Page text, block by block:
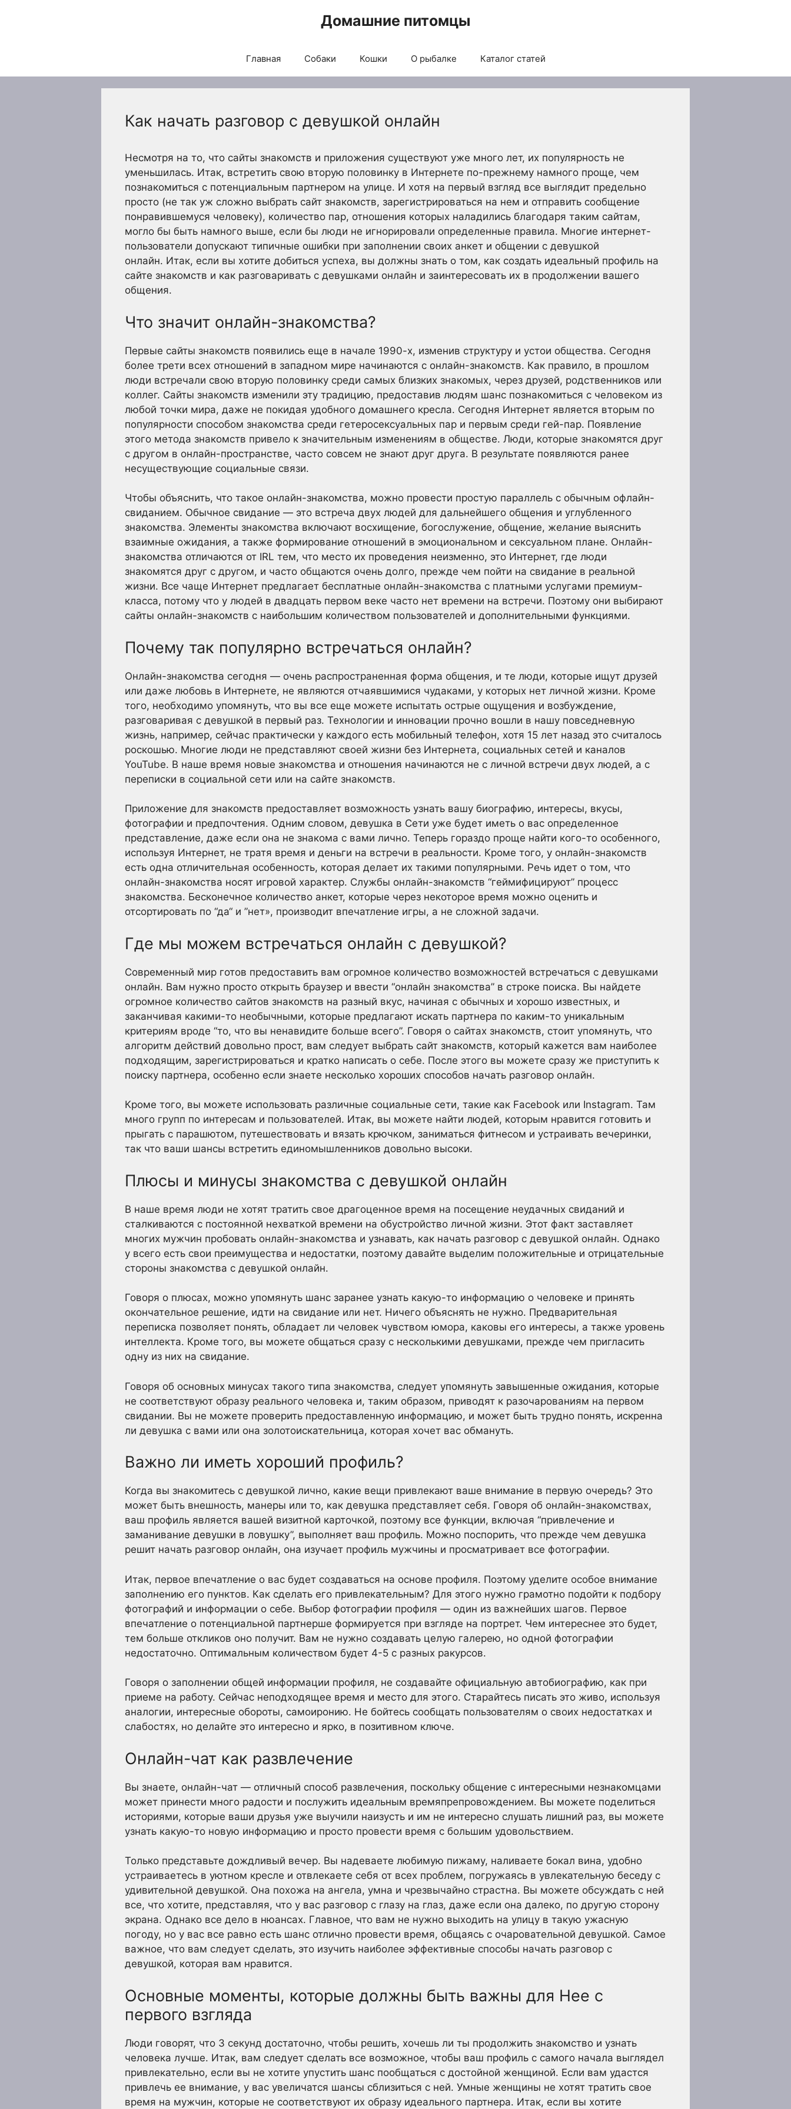
Домашние питомцы
Главная Собаки Кошки О рыбалке Каталог статей
Как начать разговор с девушкой онлайн
Несмотря на то, что сайты знакомств и приложения существуют уже много лет, их популярность не
уменьшилась. Итак, встретить свою вторую половинку в Интернете по-прежнему намного проще, чем
познакомиться с потенциальным партнером на улице. И хотя на первый взгляд все выглядит предельно
просто (не так уж сложно выбрать сайт знакомств, зарегистрироваться на нем и отправить сообщение
понравившемуся человеку), количество пар, отношения которых наладились благодаря таким сайтам,
могло бы быть намного выше, если бы люди не игнорировали определенные правила. Многие интернет-
пользователи допускают типичные ошибки при заполнении своих анкет и общении с девушкой
онлайн. Итак, если вы хотите добиться успеха, вы должны знать о том, как создать идеальный профиль на
сайте знакомств и как разговаривать с девушками онлайн и заинтересовать их в продолжении вашего
общения.
Что значит онлайн-знакомства?
Первые сайты знакомств появились еще в начале 1990-х, изменив структуру и устои общества. Сегодня
более трети всех отношений в западном мире начинаются с онлайн-знакомств. Как правило, в прошлом
люди встречали свою вторую половинку среди самых близких знакомых, через друзей, родственников или
коллег. Сайты знакомств изменили эту традицию, предоставив людям шанс познакомиться с человеком из
любой точки мира, даже не покидая удобного домашнего кресла. Сегодня Интернет является вторым по
популярности способом знакомства среди гетеросексуальных пар и первым среди гей-пар. Появление
этого метода знакомств привело к значительным изменениям в обществе. Люди, которые знакомятся друг
с другом в онлайн-пространстве, часто совсем не знают друг друга. В результате появляются ранее
несуществующие социальные связи.
Чтобы объяснить, что такое онлайн-знакомства, можно провести простую параллель с обычным офлайн-
свиданием. Обычное свидание — это встреча двух людей для дальнейшего общения и углубленного
знакомства. Элементы знакомства включают восхищение, богослужение, общение, желание выяснить
взаимные ожидания, а также формирование отношений в эмоциональном и сексуальном плане. Онлайн-
знакомства отличаются от IRL тем, что место их проведения неизменно, это Интернет, где люди
знакомятся друг с другом, и часто общаются очень долго, прежде чем пойти на свидание в реальной
жизни. Все чаще Интернет предлагает бесплатные онлайн-знакомства с платными услугами премиум-
класса, потому что у людей в двадцать первом веке часто нет времени на встречи. Поэтому они выбирают
сайты онлайн-знакомств с наибольшим количеством пользователей и дополнительными функциями.
Почему так популярно встречаться онлайн?
Онлайн-знакомства сегодня — очень распространенная форма общения, и те люди, которые ищут друзей
или даже любовь в Интернете, не являются отчаявшимися чудаками, у которых нет личной жизни. Кроме
того, необходимо упомянуть, что вы все еще можете испытать острые ощущения и возбуждение,
разговаривая с девушкой в первый раз. Технологии и инновации прочно вошли в нашу повседневную
жизнь, например, сейчас практически у каждого есть мобильный телефон, хотя 15 лет назад это считалось
роскошью. Многие люди не представляют своей жизни без Интернета, социальных сетей и каналов
YouTube. В наше время новые знакомства и отношения начинаются не с личной встречи двух людей, а с
переписки в социальной сети или на сайте знакомств.
Приложение для знакомств предоставляет возможность узнать вашу биографию, интересы, вкусы,
фотографии и предпочтения. Одним словом, девушка в Сети уже будет иметь о вас определенное
представление, даже если она не знакома с вами лично. Теперь гораздо проще найти кого-то особенного,
используя Интернет, не тратя время и деньги на встречи в реальности. Кроме того, у онлайн-знакомств
есть одна отличительная особенность, которая делает их такими популярными. Речь идет о том, что
онлайн-знакомства носят игровой характер. Службы онлайн-знакомств “геймифицируют” процесс
знакомства. Бесконечное количество анкет, которые через некоторое время можно оценить и
отсортировать по “да“ и ”нет», производит впечатление игры, а не сложной задачи.
Где мы можем встречаться онлайн с девушкой?
Современный мир готов предоставить вам огромное количество возможностей встречаться с девушками
онлайн. Вам нужно просто открыть браузер и ввести “онлайн знакомства” в строке поиска. Вы найдете
огромное количество сайтов знакомств на разный вкус, начиная с обычных и хорошо известных, и
заканчивая какими-то необычными, которые предлагают искать партнера по каким-то уникальным
критериям вроде “то, что вы ненавидите больше всего”. Говоря о сайтах знакомств, стоит упомянуть, что
алгоритм действий довольно прост, вам следует выбрать сайт знакомств, который кажется вам наиболее
подходящим, зарегистрироваться и кратко написать о себе. После этого вы можете сразу же приступить к
поиску партнера, особенно если знаете несколько хороших способов начать разговор онлайн.
Кроме того, вы можете использовать различные социальные сети, такие как Facebook или Instagram. Там
много групп по интересам и пользователей. Итак, вы можете найти людей, которым нравится готовить и
прыгать с парашютом, путешествовать и вязать крючком, заниматься фитнесом и устраивать вечеринки,
так что ваши шансы встретить единомышленников довольно высоки.
Плюсы и минусы знакомства с девушкой онлайн
В наше время люди не хотят тратить свое драгоценное время на посещение неудачных свиданий и
сталкиваются с постоянной нехваткой времени на обустройство личной жизни. Этот факт заставляет
многих мужчин пробовать онлайн-знакомства и узнавать, как начать разговор с девушкой онлайн. Однако
у всего есть свои преимущества и недостатки, поэтому давайте выделим положительные и отрицательные
стороны знакомства с девушкой онлайн.
Говоря о плюсах, можно упомянуть шанс заранее узнать какую-то информацию о человеке и принять
окончательное решение, идти на свидание или нет. Ничего объяснять не нужно. Предварительная
переписка позволяет понять, обладает ли человек чувством юмора, каковы его интересы, а также уровень
интеллекта. Кроме того, вы можете общаться сразу с несколькими девушками, прежде чем пригласить
одну из них на свидание.
Говоря об основных минусах такого типа знакомства, следует упомянуть завышенные ожидания, которые
не соответствуют образу реального человека и, таким образом, приводят к разочарованиям на первом
свидании. Вы не можете проверить предоставленную информацию, и может быть трудно понять, искренна
ли девушка с вами или она золотоискательница, которая хочет вас обмануть.
Важно ли иметь хороший профиль?
Когда вы знакомитесь с девушкой лично, какие вещи привлекают ваше внимание в первую очередь? Это
может быть внешность, манеры или то, как девушка представляет себя. Говоря об онлайн-знакомствах,
ваш профиль является вашей визитной карточкой, поэтому все функции, включая “привлечение и
заманивание девушки в ловушку”, выполняет ваш профиль. Можно поспорить, что прежде чем девушка
решит начать разговор онлайн, она изучает профиль мужчины и просматривает все фотографии.
Итак, первое впечатление о вас будет создаваться на основе профиля. Поэтому уделите особое внимание
заполнению его пунктов. Как сделать его привлекательным? Для этого нужно грамотно подойти к подбору
фотографий и информации о себе. Выбор фотографии профиля — один из важнейших шагов. Первое
впечатление о потенциальной партнерше формируется при взгляде на портрет. Чем интереснее это будет,
тем больше откликов оно получит. Вам не нужно создавать целую галерею, но одной фотографии
недостаточно. Оптимальным количеством будет 4-5 с разных ракурсов.
Говоря о заполнении общей информации профиля, не создавайте официальную автобиографию, как при
приеме на работу. Сейчас неподходящее время и место для этого. Старайтесь писать это живо, используя
аналогии, интересные обороты, самоиронию. Не бойтесь сообщать пользователям о своих недостатках и
слабостях, но делайте это интересно и ярко, в позитивном ключе.
Онлайн-чат как развлечение
Вы знаете, онлайн-чат — отличный способ развлечения, поскольку общение с интересными незнакомцами
может принести много радости и послужить идеальным времяпрепровождением. Вы можете поделиться
историями, которые ваши друзья уже выучили наизусть и им не интересно слушать лишний раз, вы можете
узнать какую-то новую информацию и просто провести время с большим удовольствием.
Только представьте дождливый вечер. Вы надеваете любимую пижаму, наливаете бокал вина, удобно
устраиваетесь в уютном кресле и отвлекаете себя от всех проблем, погружаясь в увлекательную беседу с
удивительной девушкой. Она похожа на ангела, умна и чрезвычайно страстна. Вы можете обсуждать с ней
все, что хотите, представляя, что у вас разговор с глазу на глаз, даже если она далеко, по другую сторону
экрана. Однако все дело в нюансах. Главное, что вам не нужно выходить на улицу в такую ужасную
погоду, но у вас все равно есть шанс отлично провести время, общаясь с очаровательной девушкой. Самое
важное, что вам следует сделать, это изучить наиболее эффективные способы начать разговор с
девушкой, которая вам нравится.
Основные моменты, которые должны быть важны для Нее с
первого взгляда
Люди говорят, что 3 секунд достаточно, чтобы решить, хочешь ли ты продолжить знакомство и узнать
человека лучше. Итак, вам следует сделать все возможное, чтобы ваш профиль с самого начала выглядел
привлекательно, если вы не хотите упустить шанс пообщаться с достойной женщиной. Если вам удастся
привлечь ее внимание, у вас увеличатся шансы сблизиться с ней. Умные женщины не хотят тратить свое
время на мужчин, которые не соответствуют их образу идеального партнера. Итак, если вы хотите